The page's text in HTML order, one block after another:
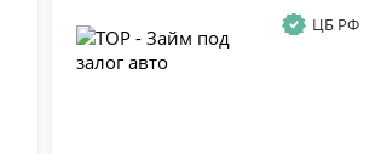
ЦБ РФ